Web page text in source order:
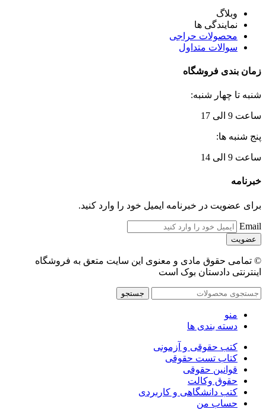
وبلاگ
نمایندگی ها
محصولات حراجی
سوالات متداول
زمان بندی فروشگاه
شنبه تا چهار شنبه:
ساعت 9 الی 17
پنج شنبه ها:
ساعت 9 الی 14
خبرنامه
برای عضویت در خبرنامه ایمیل خود را وارد کنید.
Email
© تمامی حقوق مادی و معنوی این سایت متعق به فروشگاه
اینترنتی دادستان بوک است
جستجو
منو
دسته بندی ها
کتب حقوقی و آزمونی
کتاب تست حقوقی
قوانین حقوقی
حقوق وکالت
کتب دانشگاهی و کاربردی
حساب من